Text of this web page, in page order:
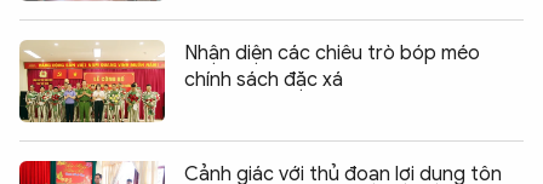
Nhận diện các chiêu trò bóp méo
chính sách đặc xá
Cảnh giác với thủ đoạn lợi dụng tôn